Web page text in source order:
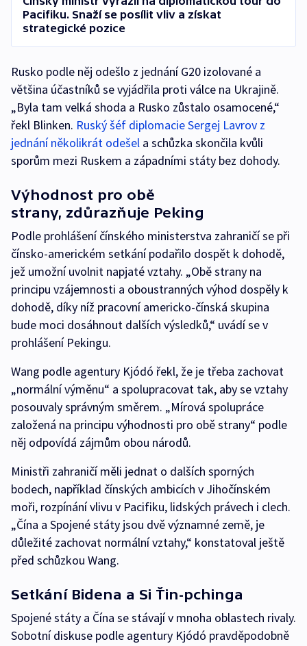
Pacifiku. Snaží se posílit vliv a získat
strategické pozice
Rusko podle něj odešlo z jednání G20 izolované a
většina účastníků se vyjádřila proti válce na Ukrajině.
„Byla tam velká shoda a Rusko zůstalo osamocené,“
řekl Blinken. Ruský šéf diplomacie Sergej Lavrov z
jednání několikrát odešel a schůzka skončila kvůli
sporům mezi Ruskem a západními státy bez dohody.
Výhodnost pro obě
strany, zdůrazňuje Peking
Podle prohlášení čínského ministerstva zahraničí se při
čínsko-americkém setkání podařilo dospět k dohodě,
jež umožní uvolnit napjaté vztahy. „Obě strany na
principu vzájemnosti a oboustranných výhod dospěly k
dohodě, díky níž pracovní americko-čínská skupina
bude moci dosáhnout dalších výsledků,“ uvádí se v
prohlášení Pekingu.
Wang podle agentury Kjódó řekl, že je třeba zachovat
„normální výměnu“ a spolupracovat tak, aby se vztahy
posouvaly správným směrem. „Mírová spolupráce
založená na principu výhodnosti pro obě strany“ podle
něj odpovídá zájmům obou národů.
Ministři zahraničí měli jednat o dalších sporných
bodech, například čínských ambicích v Jihočínském
moři, rozpínání vlivu v Pacifiku, lidských právech i clech.
„Čína a Spojené státy jsou dvě významné země, je
důležité zachovat normální vztahy,“ konstatoval ještě
před schůzkou Wang.
Setkání Bidena a Si Ťin-pchinga
Spojené státy a Čína se stávají v mnoha oblastech rivaly.
Sobotní diskuse podle agentury Kjódó pravděpodobně